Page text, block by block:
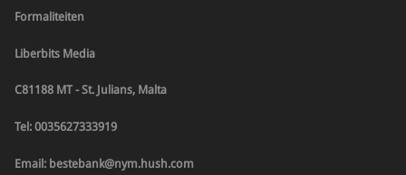
Formaliteiten
Liberbits Media
C81188 MT - St. Julians, Malta
Tel: 0035627333919
Email: bestebank@nym.hush.com